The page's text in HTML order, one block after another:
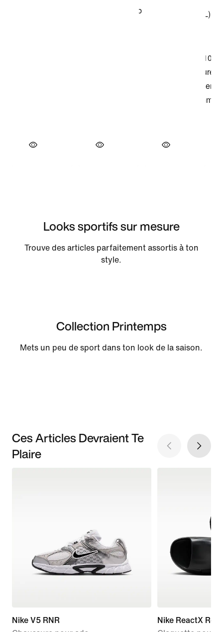
Looks sportifs sur mesure
Trouve des articles parfaitement assortis à ton
style.
Collection Printemps
Mets un peu de sport dans ton look de la saison.
Ces Articles Devraient Te
Plaire
Nike V5 RNR
Nike ReactX